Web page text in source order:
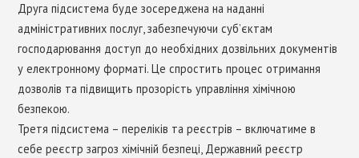
Друга підсистема буде зосереджена на наданні
адміністративних послуг, забезпечуючи суб’єктам
господарювання доступ до необхідних дозвільних документів
у електронному форматі. Це спростить процес отримання
дозволів та підвищить прозорість управління хімічною
безпекою.
Третя підсистема – переліків та реєстрів – включатиме в
себе реєстр загроз хімічній безпеці, Державний реєстр